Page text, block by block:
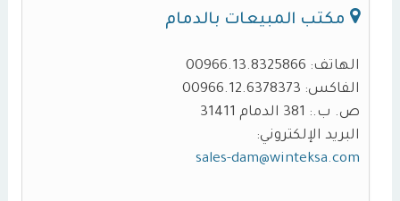
مكتب المبيعات بالدمام
الهاتف: 00966.13.8325866
الفاكس: 00966.12.6378373
ص. ب.: 381 الدمام 31411
البريد الإلكتروني:
sales-dam@winteksa.com